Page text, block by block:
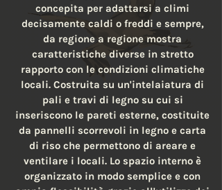
concepita per adattarsi a climi
decisamente caldi o freddi e sempre,
da regione a regione mostra
caratteristiche diverse in stretto
rapporto con le condizioni climatiche
locali. Costruita su un'intelaiatura di
pali e travi di legno su cui si
inseriscono le pareti esterne, costituite
da pannelli scorrevoli in legno e carta
di riso che permettono di areare e
ventilare i locali. Lo spazio interno è
organizzato in modo semplice e con